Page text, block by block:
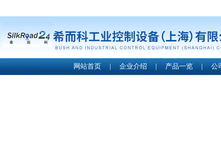
网站首页 | 企业介绍 | 产品一览 | 公